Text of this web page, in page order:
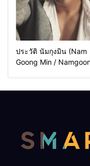
ประวัติ นัมกุงมิน (Nam
Goong Min /